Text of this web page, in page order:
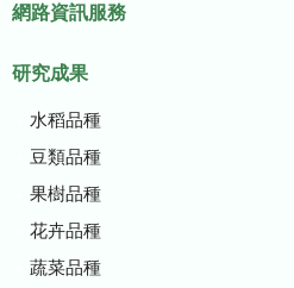
網路資訊服務
研究成果
水稻品種
豆類品種
果樹品種
花卉品種
蔬菜品種